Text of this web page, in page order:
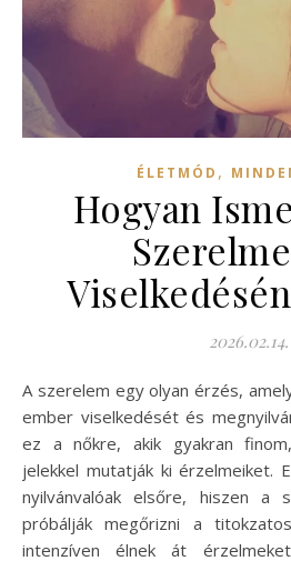
ÉLETMÓD ,
Hogyan
2026.02.14.
A szerelem egy olyan érzés, amely mélyen befolyásolja az
ember viselkedését és
ez a nőkre, akik gyakran
jelekkel mutatják ki érzelmeiket.
nyilvánvalóak elsőre, hiszen a
próbálják megőrizni a
intenzíven élnek át